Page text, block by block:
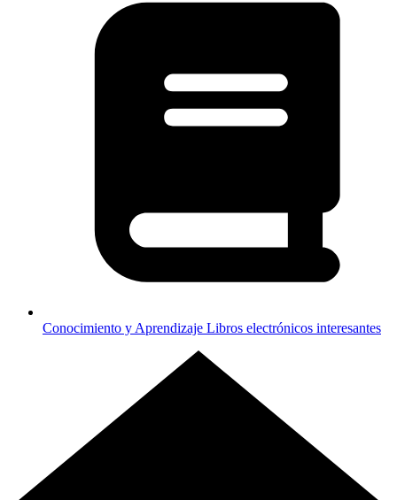
Conocimiento y Aprendizaje Libros electrónicos interesantes